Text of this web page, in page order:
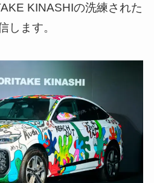
KINASHIの洗練された
します。